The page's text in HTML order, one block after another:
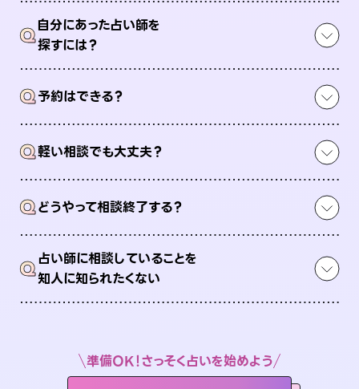
Q自分にあった占い師を
探すには？
Q予約はできる？
Q軽い相談でも大丈夫？
Qどうやって相談終了する？
Q占い師に相談していることを
知人に知られたくない
準備OK！さっそく占いを始めよう